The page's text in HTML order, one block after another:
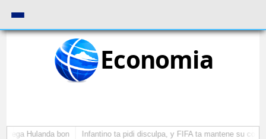
Economia
Hulanda bon Infantino ta pidi disculpa, y FIFA ta mantene su como